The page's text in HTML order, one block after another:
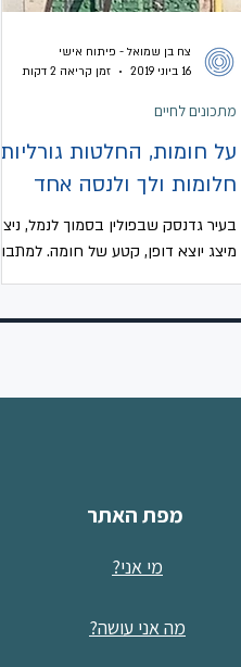
על חומות, החלטות גורליות,
חלומות ולך ולנסה אחד
בעיר גדנסק שבפולין בסמוך לנמל, ניצב
מיצג יוצא דופן, קטע של חומה. למתבונן
מתכונים לחיים
צח בן שמואל - פיתוח אישי
16 ביוני 2019
זמן קריאה 2 דקות
מפת האתר
מי אני?
מה אני עושה?